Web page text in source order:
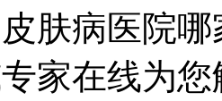
皮肤病医院
专家在线为